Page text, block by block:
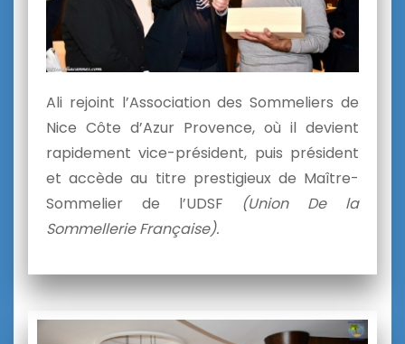
Ali rejoint l’Association des Sommeliers de
Nice Côte d’Azur Provence, où il devient
rapidement vice-président, puis président
et accède au titre prestigieux de Maître-
Sommelier de l’UDSF (Union De la
Sommellerie Française).